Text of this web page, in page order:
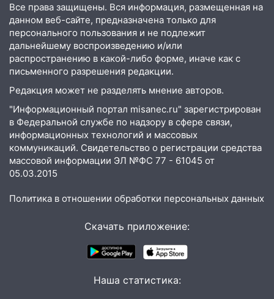
днем 6 августа: список АЗС
10:16 Внимание! В Ульяновской области
объявлена ракетная опасность
10:00 В Старомайнском районе утонул
51-летний мужчина
09:50
В Ульяновске черный коршун
застрял в тепловозе
09:44 Ульяновские спасатели помогли
юному велосипедисту на улице
Чернышевского
велосипеда
В Ульяновск идет
погода в четверг
Четыре года борьбы: ульяновские
юристы помогли женщине засудить УК
Все права защищены. Вся информация, размещенная на
данном веб-сайте, предназначена только для
персонального пользования и не подлежит
дальнейшему воспроизведению и/или
распространению в какой-либо форме, иначе как с
письменного разрешения редакции.
Редакция может не разделять мнение авторов.
"Информационный портал misanec.ru" зарегистрирован
в Федеральной службе по надзору в сфере связи,
информационных технологий и массовых
коммуникаций. Свидетельство о регистрации средства
массовой информации ЭЛ №ФС 77 - 61045 от
05.03.2015
Политика в отношении обработки персональных данных
Скачать приложение:
Наша статистика: